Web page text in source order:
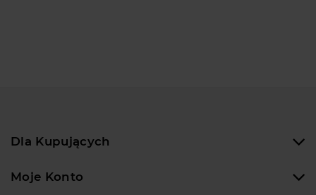
Dla Kupujących
Moje Konto